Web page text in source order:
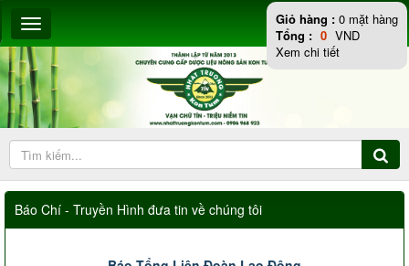
Báo Chí - Truyền Hình đưa tin về chúng tôi
Giỏ hàng : 0 mặt hàng
Tổng : 0 VND
Xem chi tiết